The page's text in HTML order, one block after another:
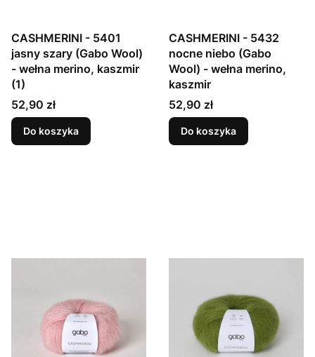
CASHMERINI - 5401
jasny szary (Gabo Wool)
- wełna merino, kaszmir
(1)
Cena
52,90 zł
Do koszyka
CASHMERINI - 5432
nocne niebo (Gabo
Wool) - wełna merino,
kaszmir
Cena
52,90 zł
Do koszyka